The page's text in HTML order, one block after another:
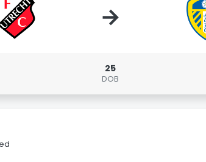
→
25
DOB